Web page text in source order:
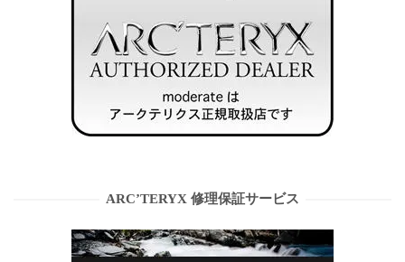
ARC’TERYX 修理保証サービス